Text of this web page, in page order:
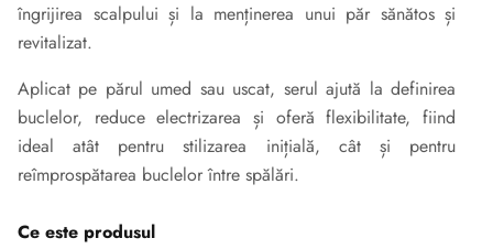
îngrijirea scalpului și la menținerea unui păr sănătos și
revitalizat.
Aplicat pe părul umed sau uscat, serul ajută la definirea
buclelor, reduce electrizarea și oferă flexibilitate, fiind
ideal atât pentru stilizarea inițială, cât și pentru
reîmprospătarea buclelor între spălări.
Ce este produsul